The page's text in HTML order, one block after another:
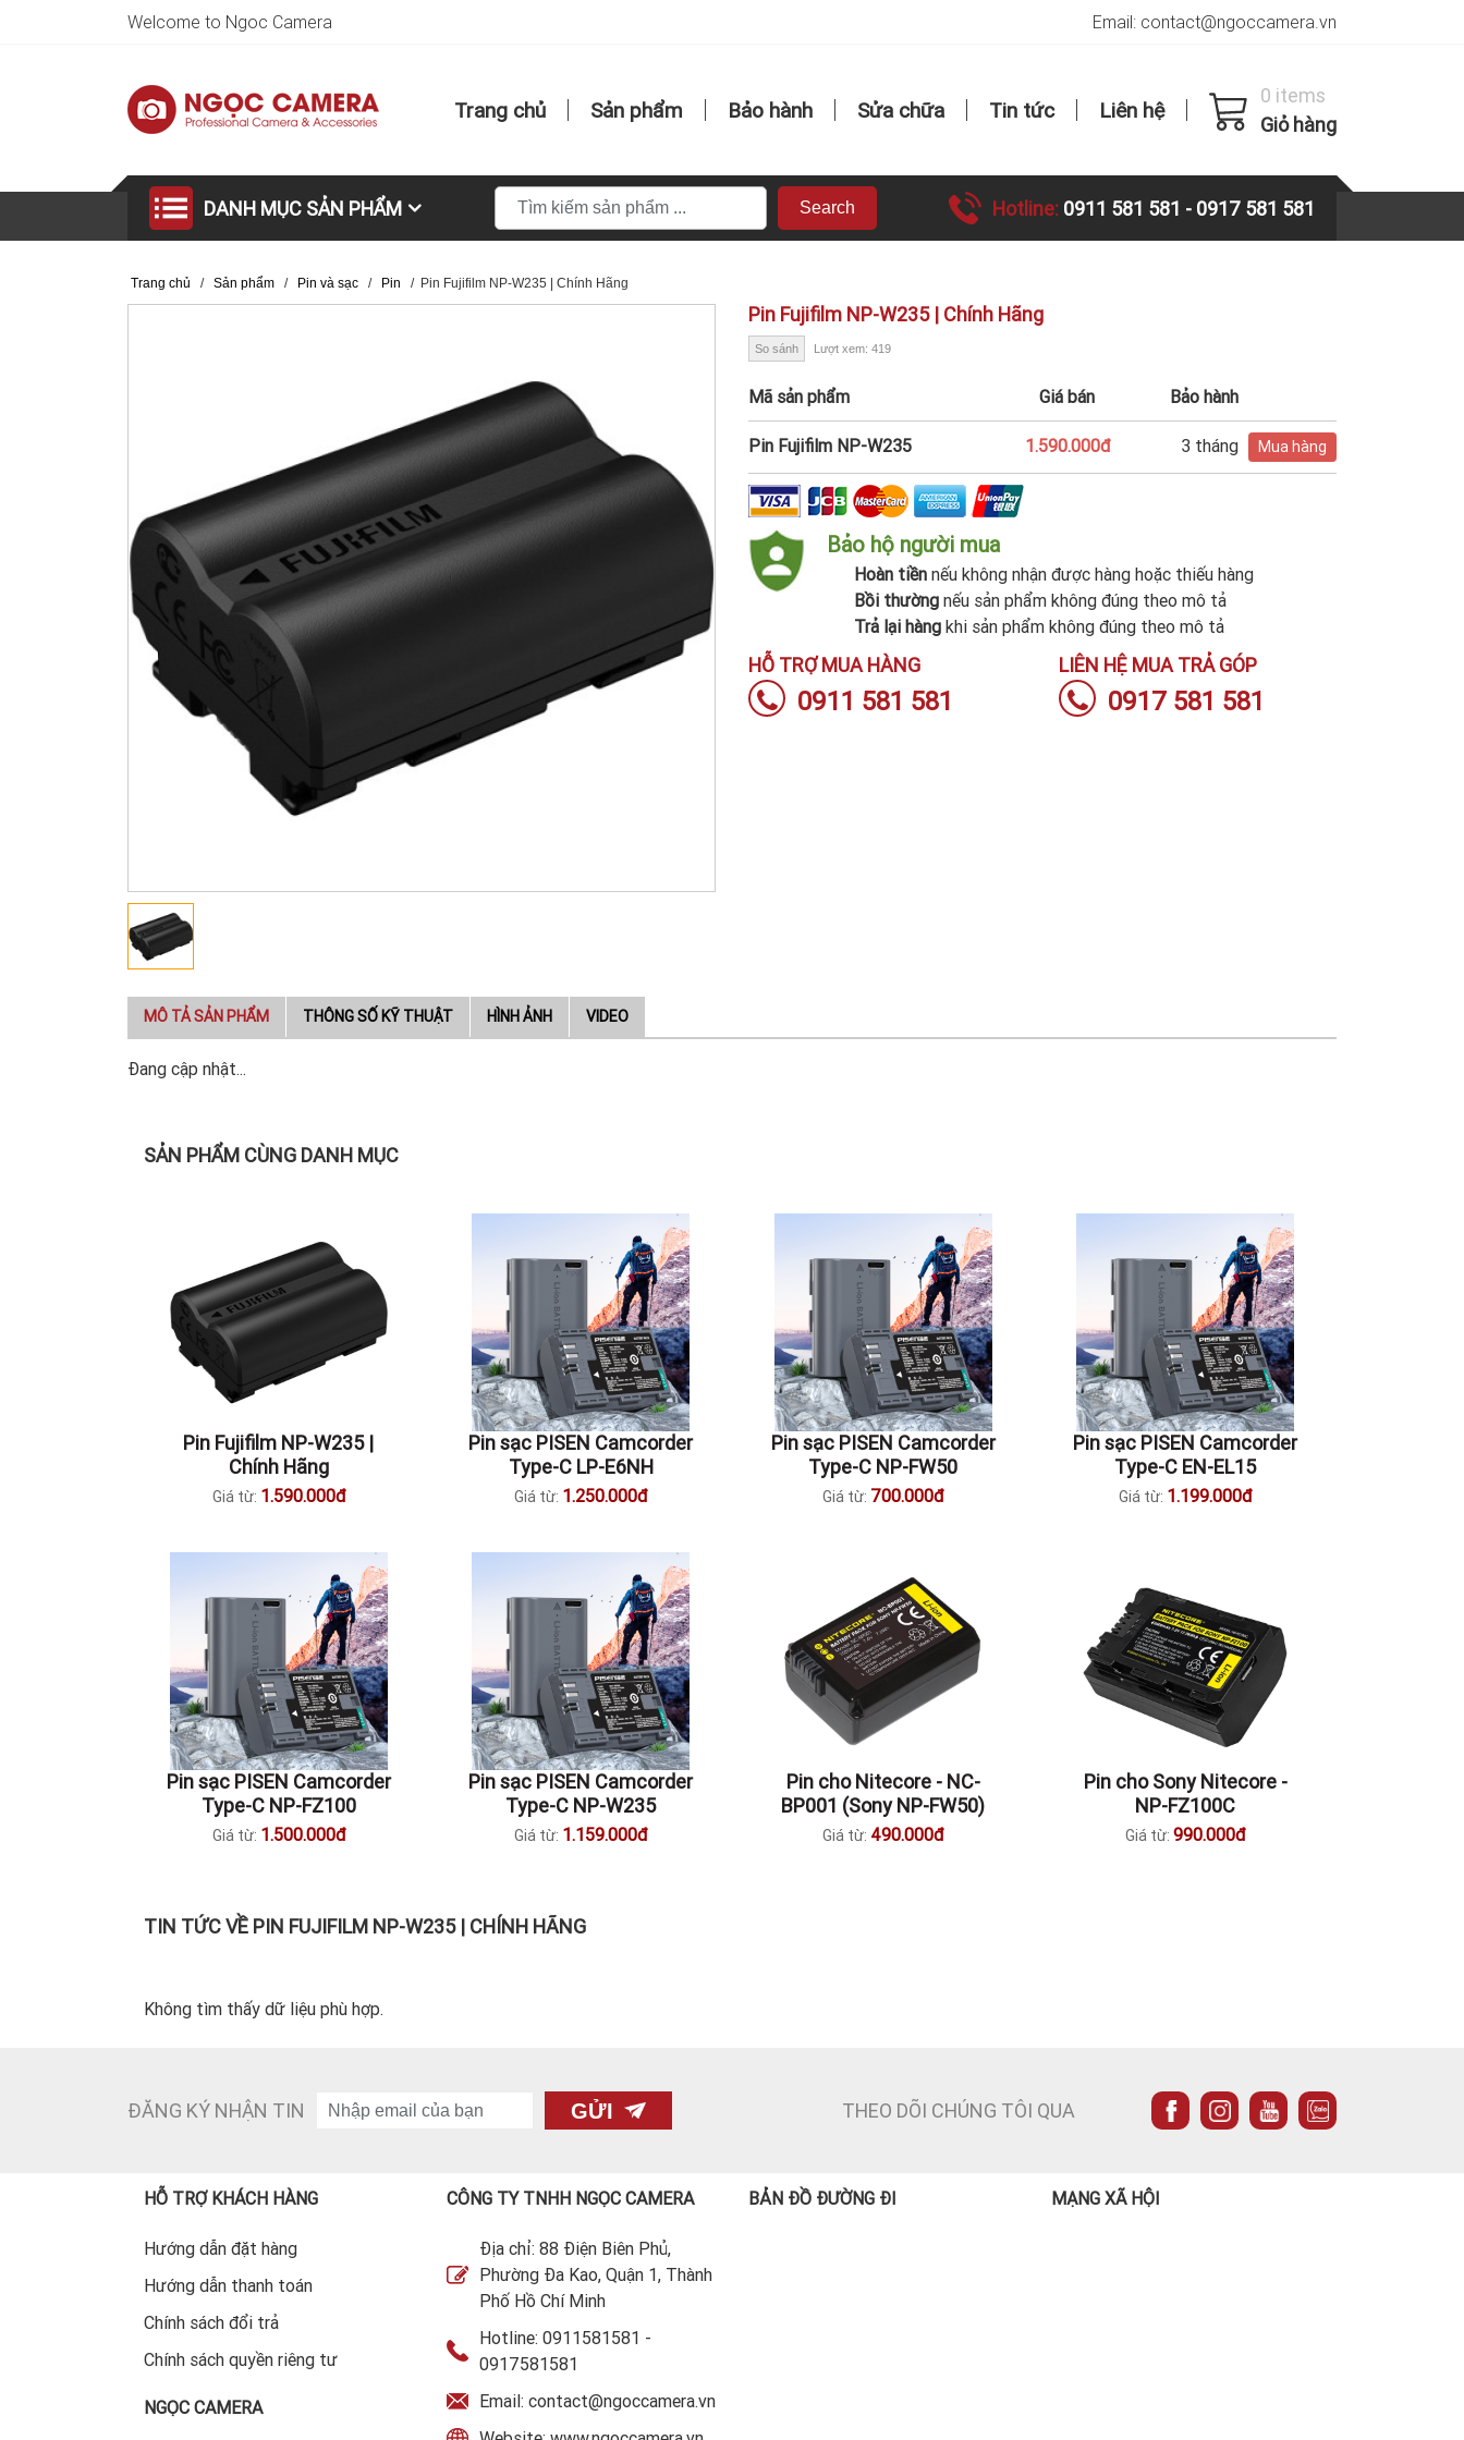
Welcome to Ngoc Camera Email: contact@ngoccamera.vn
Trang chủ Sản phẩm Bảo hành Sửa chữa Tin tức Liên hệ
0 items
Giỏ hàng
DANH MỤC SẢN PHẨM Search Hotline: 0911 581 581 - 0917 581 581
Trang chủ / Sản phẩm / Pin và sạc / Pin / Pin Fujifilm NP-W235 | Chính Hãng
Pin Fujifilm NP-W235 | Chính Hãng
So sánh Lượt xem: 419
Mã sản phẩm Giá bán Bảo hành
Pin Fujifilm NP-W235 1.590.000đ 3 tháng Mua hàng
Bảo hộ người mua
Hoàn tiền nếu không nhận được hàng hoặc thiếu hàng
Bồi thường nếu sản phẩm không đúng theo mô tả
Trả lại hàng khi sản phẩm không đúng theo mô tả
HỖ TRỢ MUA HÀNG
0911 581 581
LIÊN HỆ MUA TRẢ GÓP
0917 581 581
MÔ TẢ SẢN PHẨM THÔNG SỐ KỸ THUẬT HÌNH ẢNH VIDEO
Đang cập nhật...
SẢN PHẨM CÙNG DANH MỤC
Pin Fujifilm NP-W235 |
Chính Hãng
Giá từ: 1.590.000đ
Pin sạc PISEN Camcorder
Type-C LP-E6NH
Giá từ: 1.250.000đ
Pin sạc PISEN Camcorder
Type-C NP-FW50
Giá từ: 700.000đ
Pin sạc PISEN Camcorder
Type-C EN-EL15
Giá từ: 1.199.000đ
Pin sạc PISEN Camcorder
Type-C NP-FZ100
Giá từ: 1.500.000đ
Pin sạc PISEN Camcorder
Type-C NP-W235
Giá từ: 1.159.000đ
Pin cho Nitecore - NC-
BP001 (Sony NP-FW50)
Giá từ: 490.000đ
Pin cho Sony Nitecore -
NP-FZ100C
Giá từ:990.000đ
TIN TỨC VỀ PIN FUJIFILM NP-W235 | CHÍNH HÃNG
Không tìm thấy dữ liệu phù hợp.
ĐĂNG KÝ NHẬN TIN GỬI THEO DÕI CHÚNG TÔI QUA
HỖ TRỢ KHÁCH HÀNG
Hướng dẫn đặt hàng
Hướng dẫn thanh toán
Chính sách đổi trả
Chính sách quyền riêng tư
NGỌC CAMERA
CÔNG TY TNHH NGỌC CAMERA
Địa chỉ: 88 Điện Biên Phủ,
Phường Đa Kao, Quận 1, Thành
Phố Hồ Chí Minh
Hotline: 0911581581 -
0917581581
Email: contact@ngoccamera.vn
BẢN ĐỒ ĐƯỜNG ĐI MẠNG XÃ HỘI